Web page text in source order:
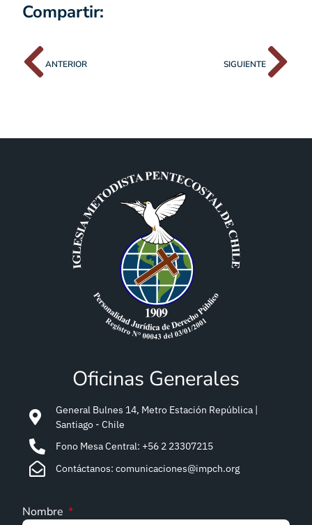
Compartir:
ANTERIOR SIGUIENTE
Oficinas Generales
General Bulnes 14, Metro Estación República |
Santiago - Chile
Fono Mesa Central: +56 2 23307215
Contáctanos: comunicaciones@impch.org
Nombre